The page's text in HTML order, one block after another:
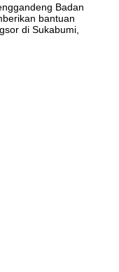
Badan
bantuan
di Sukabumi,